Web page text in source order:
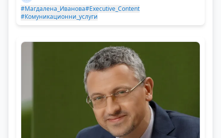
#Магдалена_Иванова#Executive_Content
#Комуникационни_услуги